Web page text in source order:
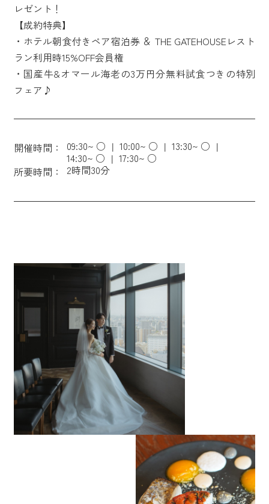
レゼント！
【成約特典】
・ホテル朝食付きペア宿泊券 ＆ THE GATEHOUSEレスト
ラン利用時15%OFF会員権
・国産牛&オマール海老の3万円分無料試食つきの特別
フェア♪
開催時間： 09:30~ ○ 10:00~ ○
13:30~ ○
14:30~ ○
17:30~ ○
所要時間：
2時間30分